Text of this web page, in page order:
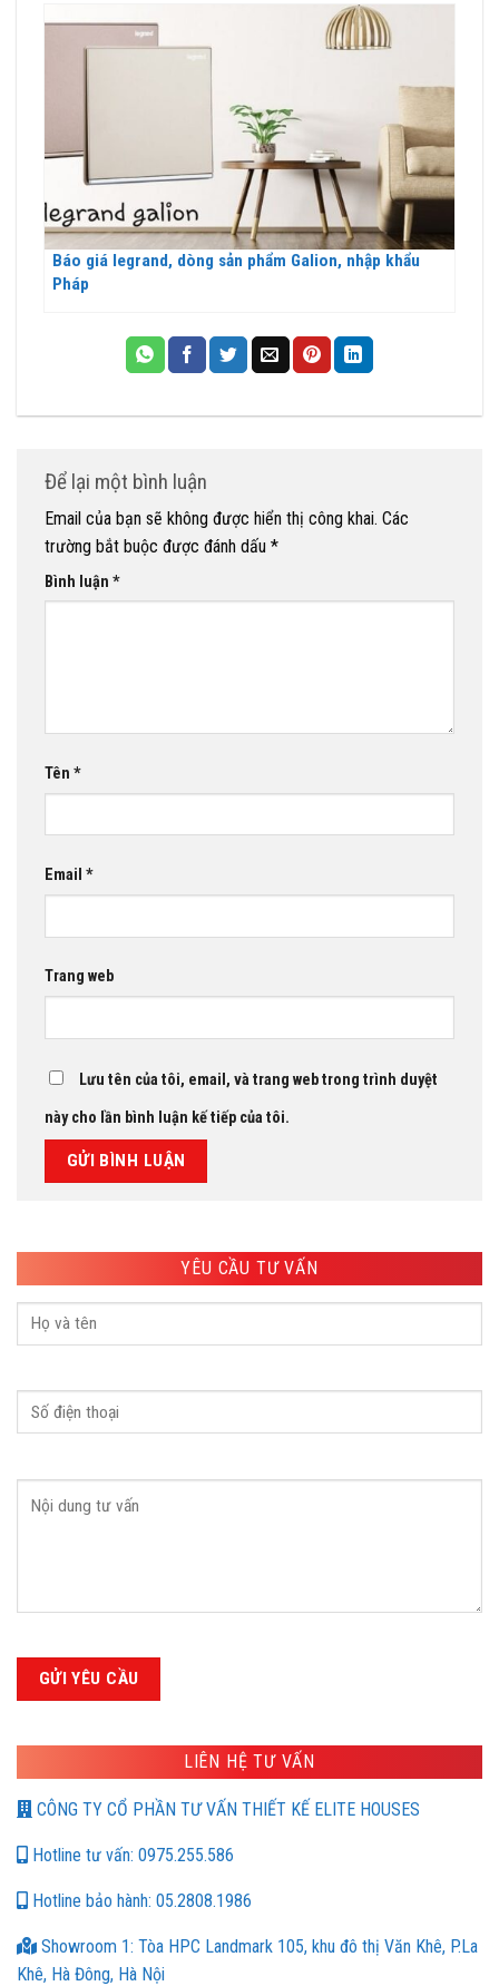
Báo giá legrand, dòng sản phẩm Galion, nhập khẩu
Pháp
Để lại một bình luận
Email của bạn sẽ không được hiển thị công khai. Các
trường bắt buộc được đánh dấu *
Bình luận *
Tên *
Email *
Trang web
Lưu tên của tôi, email, và trang web trong trình duyệt
này cho lần bình luận kế tiếp của tôi.
YÊU CẦU TƯ VẤN
LIÊN HỆ TƯ VẤN
CÔNG TY CỔ PHẦN TƯ VẤN THIẾT KẾ ELITE HOUSES
Hotline tư vấn: 0975.255.586
Hotline bảo hành: 05.2808.1986
Showroom 1: Tòa HPC Landmark 105, khu đô thị Văn Khê, P.La
Khê, Hà Đông, Hà Nội